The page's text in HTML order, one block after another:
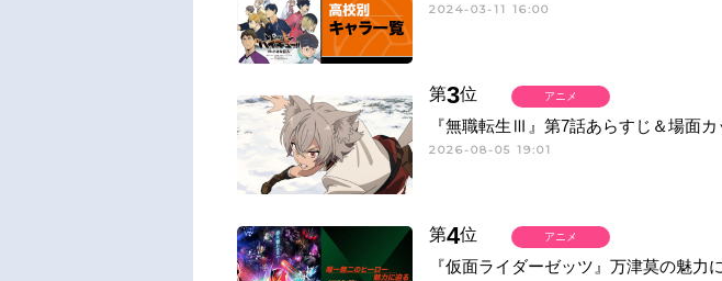
2024-03-11 16:00
第3位
『無職転生Ⅲ』第7話あらすじ＆場面カ
2026-08-05 19:01
アニメ
第4位
『仮面ライダーゼッツ』万津莫の魅力
アニメ